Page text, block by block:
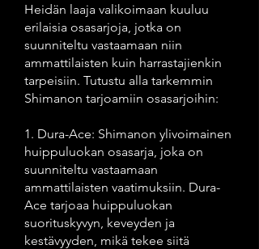
Heidän laaja valikoimaan kuuluu
erilaisia osasarjoja, jotka on
suunniteltu vastaamaan niin
ammattilaisten kuin harrastajienkin
tarpeisiin. Tutustu alla tarkemmin
Shimanon tarjoamiin osasarjoihin:
1. Dura-Ace: Shimanon ylivoimainen
huippuluokan osasarja, joka on
suunniteltu vastaamaan
ammattilaisten vaatimuksiin. Dura-
Ace tarjoaa huippuluokan
suorituskyvyn, keveyden ja
kestävyyden, mikä tekee siitä